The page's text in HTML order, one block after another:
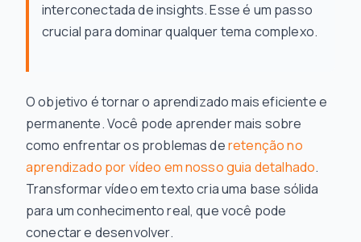
interconectada de insights. Esse é um passo
crucial para dominar qualquer tema complexo.
O objetivo é tornar o aprendizado mais eficiente e
permanente. Você pode aprender mais sobre
como enfrentar os problemas deretenção no
aprendizado por vídeo em nosso guia detalhado.
Transformar vídeo em texto cria uma base sólida
para um conhecimento real, que você pode
conectar e desenvolver.